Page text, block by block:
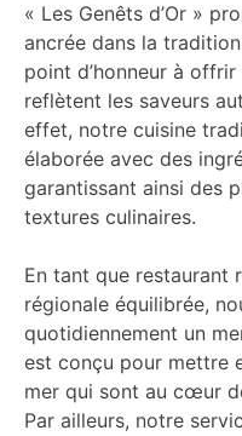
« Les Genêts d’Or »
ancrée dans la
point d’honneur à
reflètent les saveurs
effet, notre cuisine
élaborée avec des
garantissant ainsi des
textures culinaires.
En tant que restaurant
régionale équilibrée,
quotidiennement un
est conçu pour mettre
mer qui sont au cœur
Par ailleurs, notre